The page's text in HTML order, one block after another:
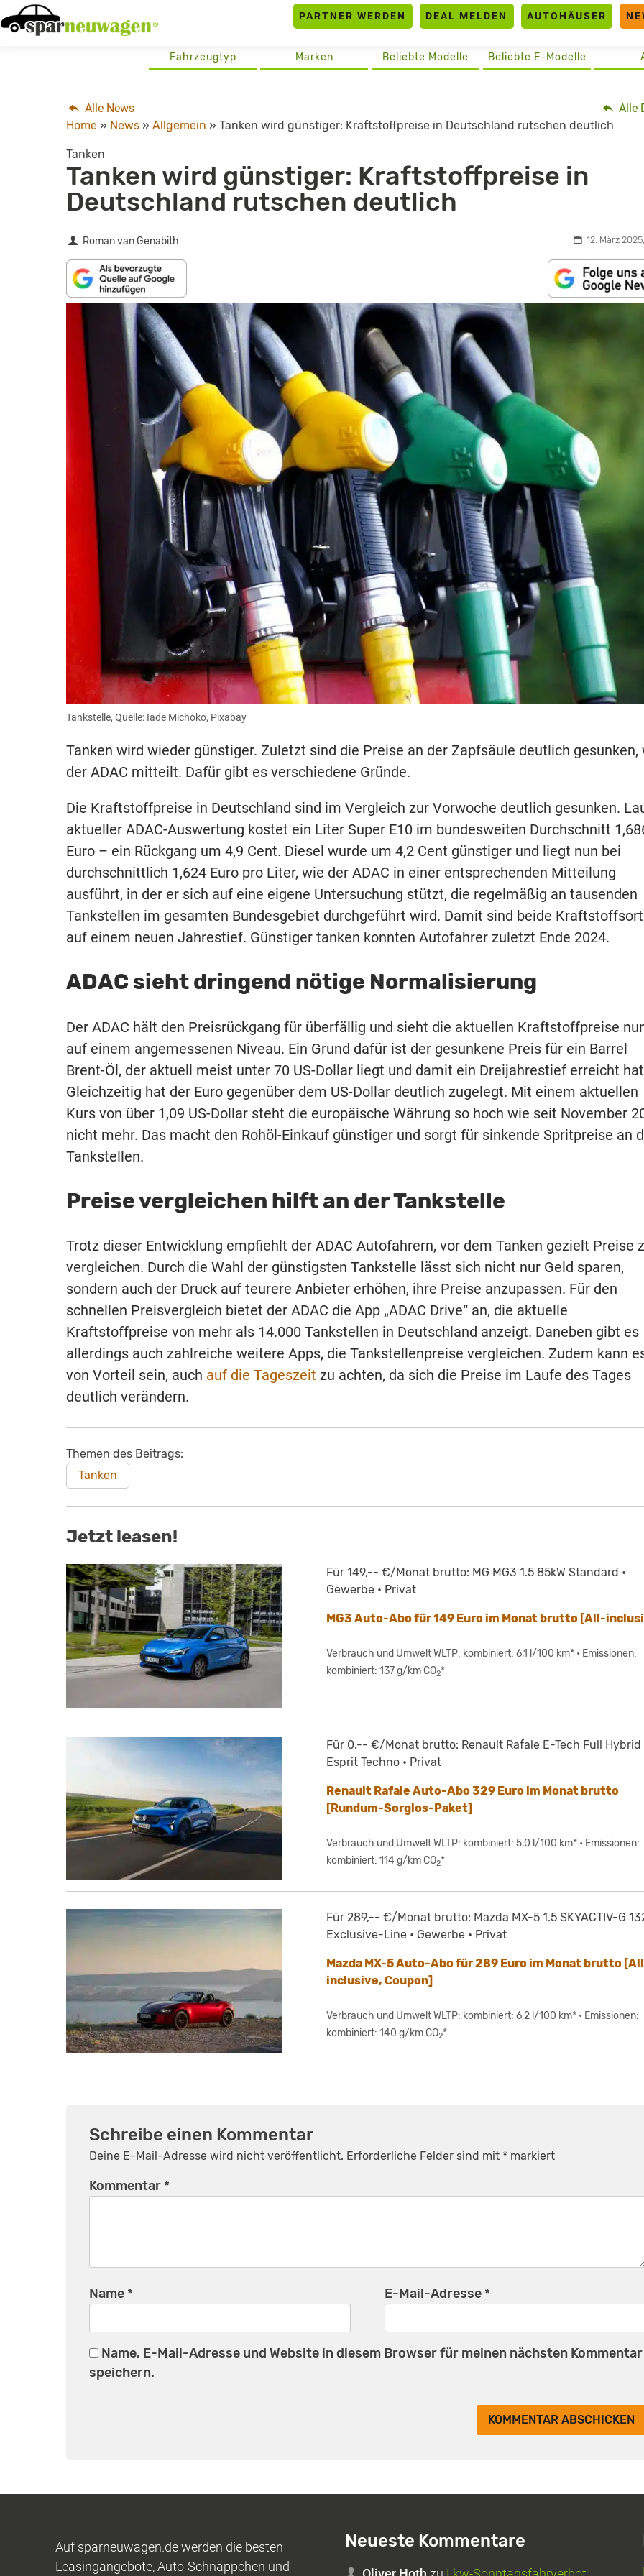
Skip
to
PARTNER WERDEN DEAL MELDEN AUTOHÄUSER
Beliebte E-Modelle
Beliebte Modelle
Marken
Fahrzeugtyp
Alle
Alle News
Home » News » Allgemein » Tanken wird günstiger: Kraftstoffpreise in Deutschland rutschen deutlich
Tanken
Tanken wird günstiger: Kraftstoffpreise in
Deutschland rutschen deutlich
Roman van Genabith 12. März
Tankstelle, Quelle: Iade Michoko, Pixabay
Tanken wird wieder günstiger. Zuletzt sind die Preise an der Zapfsäule deutlich gesunken,
der ADAC mitteilt. Dafür gibt es verschiedene Gründe.
Die Kraftstoffpreise in Deutschland sind im Vergleich zur Vorwoche deutlich gesunken.
aktueller ADAC-Auswertung kostet ein Liter Super E10 im bundesweiten Durchschnitt
Euro – ein Rückgang um 4,9 Cent. Diesel wurde um 4,2 Cent günstiger und liegt nun bei
durchschnittlich 1,624 Euro pro Liter, wie der ADAC in einer entsprechenden Mitteilung
ausführt, in der er sich auf eine eigene Untersuchung stützt, die regelmäßig an tausenden
Tankstellen im gesamten Bundesgebiet durchgeführt wird. Damit sind beide
auf einem neuen Jahrestief. Günstiger tanken konnten Autofahrer zuletzt Ende 2024.
ADAC sieht dringend nötige Normalisierung
Der ADAC hält den Preisrückgang für überfällig und sieht die aktuellen Kraftstoffpreise
auf einem angemessenen Niveau. Ein Grund dafür ist der gesunkene Preis für ein Barrel
Brent-Öl, der aktuell meist unter 70 US-Dollar liegt und damit ein Dreijahrestief erreicht
Gleichzeitig hat der Euro gegenüber dem US-Dollar deutlich zugelegt. Mit einem aktuellen
Kurs von über 1,09 US-Dollar steht die europäische Währung so hoch wie seit November
nicht mehr. Das macht den Rohöl-Einkauf günstiger und sorgt für sinkende Spritpreise an
Tankstellen.
Preise vergleichen hilft an der Tankstelle
Trotz dieser Entwicklung empfiehlt der ADAC Autofahrern, vor dem Tanken gezielt Preise
vergleichen. Durch die Wahl der günstigsten Tankstelle lässt sich nicht nur Geld sparen,
sondern auch der Druck auf teurere Anbieter erhöhen, ihre Preise anzupassen. Für den
schnellen Preisvergleich bietet der ADAC die App „ADAC Drive“ an, die aktuelle
Kraftstoffpreise von mehr als 14.000 Tankstellen in Deutschland anzeigt. Daneben gibt es
allerdings auch zahlreiche weitere Apps, die Tankstellenpreise vergleichen. Zudem kann
von Vorteil sein, auch auf die Tageszeit zu achten, da sich die Preise im Laufe des Tages
deutlich verändern.
Themen des Beitrags:
Tanken
Jetzt leasen!
Für 149,-- €/Monat brutto: MG MG3 1.5 85kW Standard •
Gewerbe • Privat
MG3 Auto-Abo für 149 Euro im Monat brutto [All-
Verbrauch und Umwelt WLTP: kombiniert: 6,1 l/100 km* • Emissionen:
kombiniert: 137 g/km CO2*
Für 0,-- €/Monat brutto: Renault Rafale E-Tech Full Hybrid
Esprit Techno • Privat
Renault Rafale Auto-Abo 329 Euro im Monat brutto
[Rundum-Sorglos-Paket]
Verbrauch und Umwelt WLTP: kombiniert: 5,0 l/100 km* • Emissionen:
kombiniert: 114 g/km CO2*
Für 289,-- €/Monat brutto: Mazda MX-5 1.5 SKYACTIV-G
Exclusive-Line • Gewerbe • Privat
Mazda MX-5 Auto-Abo für 289 Euro im Monat brutto
inclusive, Coupon]
Verbrauch und Umwelt WLTP: kombiniert: 6,2 l/100 km* • Emissionen:
kombiniert: 140 g/km CO2*
Schreibe einen Kommentar
Deine E-Mail-Adresse wird nicht veröffentlicht. Erforderliche Felder sind mit * markiert
Kommentar *
Name * E-Mail-Adresse *
Name, E-Mail-Adresse und Website in diesem Browser für meinen nächsten Kommentar
speichern.
Auf sparneuwagen.de werden die besten
Leasingangebote, Auto-Schnäppchen und
Neueste Kommentare